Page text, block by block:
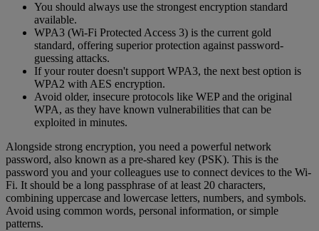
You should always use the strongest encryption standard
available.
WPA3 (Wi-Fi Protected Access 3) is the current gold
standard, offering superior protection against password-
guessing attacks.
If your router doesn't support WPA3, the next best option is
WPA2 with AES encryption.
Avoid older, insecure protocols like WEP and the original
WPA, as they have known vulnerabilities that can be
exploited in minutes.
Alongside strong encryption, you need a powerful network
password, also known as a pre-shared key (PSK). This is the
password you and your colleagues use to connect devices to the Wi-
Fi. It should be a long passphrase of at least 20 characters,
combining uppercase and lowercase letters, numbers, and symbols.
Avoid using common words, personal information, or simple
patterns.